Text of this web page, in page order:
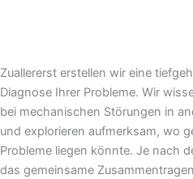
Zuallererst erstellen wir eine
Diagnose Ihrer Probleme. Wir
bei mechanischen Störungen in
und explorieren aufmerksam, wo
Probleme liegen könnte. Je nach
das gemeinsame